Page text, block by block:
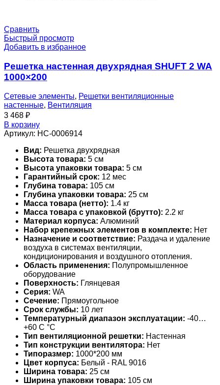
Сравнить
Быстрый просмотр
Добавить в избранное
Решетка настенная двухрядная SHUFT 2 WA
1000×200
Сетевые элементы, Решетки вентиляционные
настенные, Вентиляция
3 468 ₽
В корзину
Артикул: НС-0006914
Вид: Решетка двухрядная
Высота товара: 5 см
Высота упаковки товара: 5 см
Гарантийный срок: 12 мес
Глубина товара: 105 см
Глубина упаковки товара: 25 см
Масса товара (нетто): 1.4 кг
Масса товара с упаковкой (брутто): 2.2 кг
Материал корпуса: Алюминий
Набор крепежных элементов в комплекте: Нет
Назначение и соответствие: Раздача и удаление
воздуха в системах вентиляции,
кондиционирования и воздушного отопления.
Область применения: Полупромышленное
оборудование
Поверхность: Глянцевая
Серия: WA
Сечение: Прямоугольное
Срок службы: 10 лет
Температурный диапазон эксплуатации: -40…
+60 С °С
Тип вентиляционной решетки: Настенная
Тип конструкции вентилятора: Нет
Типоразмер: 1000*200 мм
Цвет корпуса: Белый - RAL 9016
Ширина товара: 25 см
Ширина упаковки товара: 105 см